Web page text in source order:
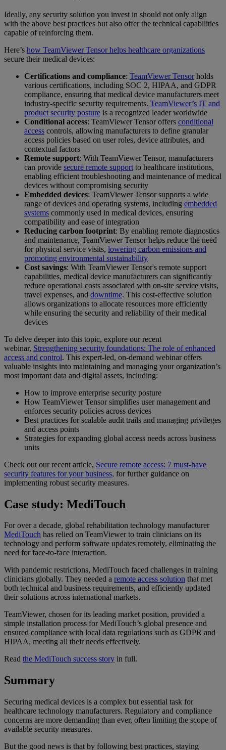
Ideally, any security solution you invest in should not only align
with the above best practices but also offer the technical capabilities
capable of reinforcing them.
Here’s how TeamViewer Tensor helps healthcare organizations
secure their medical devices:
Certifications and compliance: TeamViewer Tensorholds
various certifications, including SOC 2, HIPAA, and GDPR
compliance, ensuring that medical device manufacturers meet
industry-specific security requirements. TeamViewer’s IT and
product security posture is a recognized leader worldwide
Conditional access: TeamViewer Tensor offers conditional
access controls, allowing manufacturers to define granular
access policies based on user roles, device attributes, and
contextual factors
Remote support: With TeamViewer Tensor, manufacturers
can provide secure remote support to healthcare institutions,
enabling efficient troubleshooting and maintenance of medical
devices without compromising security
Embedded devices: TeamViewer Tensor supports a wide
range of devices and operating systems, including embedded
systems commonly used in medical devices, ensuring
compatibility and ease of integration
Reducing carbon footprint: By enabling remote diagnostics
and maintenance, TeamViewer Tensor helps reduce the need
for physical service visits, lowering carbon emissions and
promoting environmental sustainability
Cost savings: With TeamViewer Tensor's remote support
capabilities, medical device manufacturers can significantly
reduce operational costs associated with on-site service visits,
travel expenses, and downtime. This cost-effective solution
allows organizations to allocate resources more efficiently
while ensuring the security and reliability of their medical
devices
To delve deeper into this topic, explore our recent
webinar, Strengthening security foundations: The role of enhanced
access and control. This expert-led, on-demand webinar offers
valuable insights into maintaining and managing your organization’s
most important data and digital assets, including:
How to improve enterprise security posture
How TeamViewer Tensor simplifies user management and
enforces security policies across devices
Best practices for scalable audit trails and managing privileges
and access points
Strategies for expanding global access needs across business
units
Check out our recent article, Secure remote access: 7 must-have
security features for your business, for further guidance on
implementing robust security measures.
Case study: MediTouch
For over a decade, global rehabilitation technology manufacturer
MediTouch has relied on TeamViewer to train clinicians on its
technology and perform software updates remotely, eliminating the
need for face-to-face interaction.
With pandemic restrictions, MediTouch faced challenges in training
clinicians globally. They needed a remote access solution that met
both technical and business requirements, and efficiently updated
their solutions across international markets.
TeamViewer, chosen for its leading market position, provided a
simple installation process for MediTouch’s global presence and
ensured compliance with local data regulations such as GDPR and
HIPAA, meeting all their needs effectively.
Read the MediTouch success story in full.
Summary
Securing medical devices is a complex but essential task for
healthcare technology manufacturers. Regulatory and compliance
concerns are more demanding than ever, often limiting the scope of
available security measures.
But the good news is that by following best practices, staying